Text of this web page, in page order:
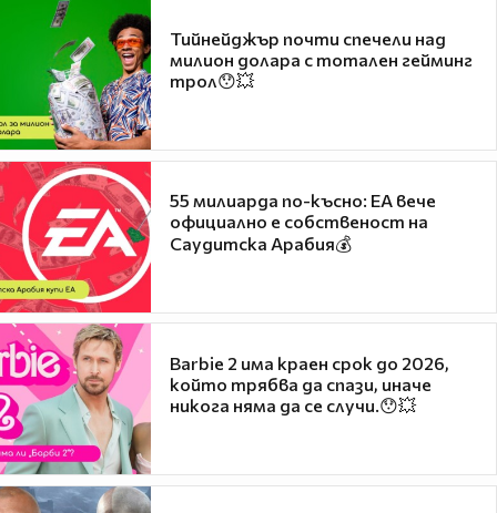
Тийнейджър почти спечели над
милион долара с тотален гейминг
трол😯💥
55 милиарда по-късно: EA вече
официално е собственост на
Саудитска Арабия💰
Barbie 2 има краен срок до 2026,
който трябва да спази, иначе
никога няма да се случи.😯💥